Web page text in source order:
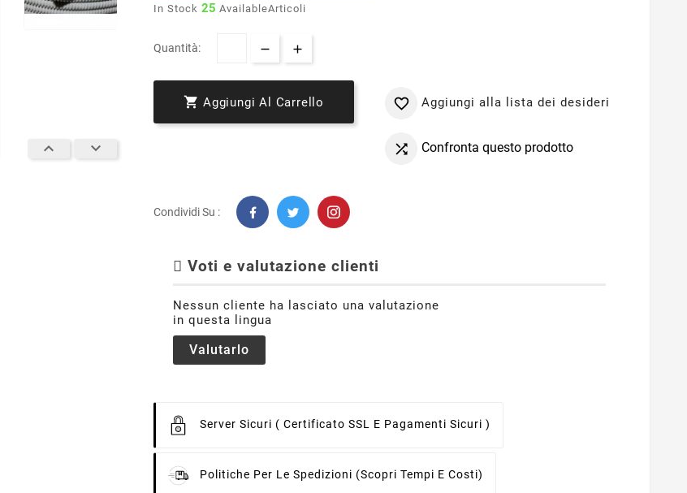
 
In Stock 25 AvailableArticoli
Quantità:
 Aggiungi Al Carrello  Aggiungi alla lista dei desideri
 Confronta questo prodotto
Condividi Su :
Voti e valutazione clienti
Nessun cliente ha lasciato una valutazione
in questa lingua
Valutarlo
Server Sicuri ( Certificato SSL E Pagamenti Sicuri )
Politiche Per Le Spedizioni (scopri Tempi E Costi)